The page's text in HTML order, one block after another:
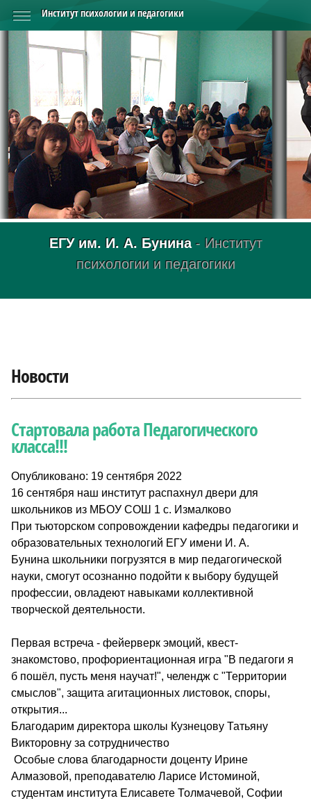
ЕГУ им. И. А. Бунина- Институт
психологии и педагогики
Новости
Стартовала работа Педагогического
класса!!!
Опубликовано: 19 сентября 2022
16 сентября наш институт распахнул двери для
школьников из МБОУ СОШ 1 с. Измалково
При тьюторском сопровождении кафедры педагогики и
образовательных технологий ЕГУ имени И. А.
Бунина школьники погрузятся в мир педагогической
науки, смогут осознанно подойти к выбору будущей
профессии, овладеют навыками коллективной
творческой деятельности.
Первая встреча - фейерверк эмоций, квест-
знакомстово, профориентационная игра "В педагоги я
б пошёл, пусть меня научат!", челендж с "Территории
смыслов", защита агитационных листовок, споры,
открытия...
Благодарим директора школы Кузнецову Татьяну
Викторовну за сотрудничество
Особые слова благодарности доценту Ирине
Алмазовой, преподавателю Ларисе Истоминой,
студентам института Елисавете Толмачевой, Софии
Институт психологии и педагогики